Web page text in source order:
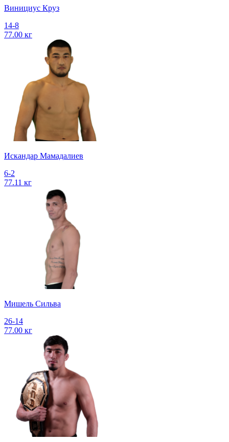
Винициус Круз
14-8
77.00 кг
Искандар Мамадалиев
6-2
77.11 кг
Мишель Сильва
26-14
77.00 кг